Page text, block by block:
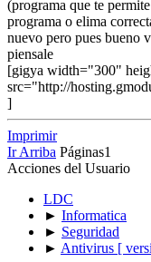
(programa que te
programa o elima
nuevo pero pues bueno
piensale
[gigya width="300"
src="http://
]
Imprimir
Ir Arriba Páginas1
Acciones del Usuario
LDC
► Informatica
► Seguridad
► Antivirus [